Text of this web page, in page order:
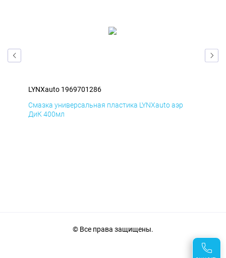
LYNXauto 1969701286
Смазка универсальная пластика LYNXauto аэр
ДиК 400мл
© Все права защищены.